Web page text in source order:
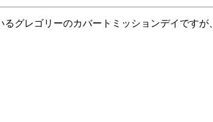
るグレゴリーのカバートミッションデイです